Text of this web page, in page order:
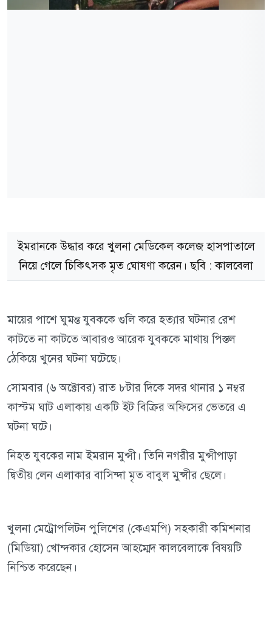
ইমরানকে উদ্ধার করে খুলনা মেডিকেল কলেজ হাসপাতালে
নিয়ে গেলে চিকিৎসক মৃত ঘোষণা করেন। ছবি : কালবেলা
মায়ের পাশে ঘুমন্ত যুবককে গুলি করে হত্যার ঘটনার রেশ
কাটতে না কাটতে আবারও আরেক যুবককে মাথায় পিস্তল
ঠেকিয়ে খুনের ঘটনা ঘটেছে।
সোমবার (৬ অক্টোবর) রাত ৮টার দিকে সদর থানার ১ নম্বর
কাস্টম ঘাট এলাকায় একটি ইট বিক্রির অফিসের ভেতরে এ
ঘটনা ঘটে।
নিহত যুবকের নাম ইমরান মুন্সী। তিনি নগরীর মুন্সীপাড়া
দ্বিতীয় লেন এলাকার বাসিন্দা মৃত বাবুল মুন্সীর ছেলে।
খুলনা মেট্রোপলিটন পুলিশের (কেএমপি) সহকারী কমিশনার
(মিডিয়া) খোন্দকার হোসেন আহম্মেদ কালবেলাকে বিষয়টি
নিশ্চিত করেছেন।